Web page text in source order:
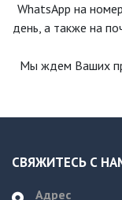
WhatsApp на номер
день, а также на
Мы ждем Ваших
СВЯЖИТЕСЬ С
Адрес